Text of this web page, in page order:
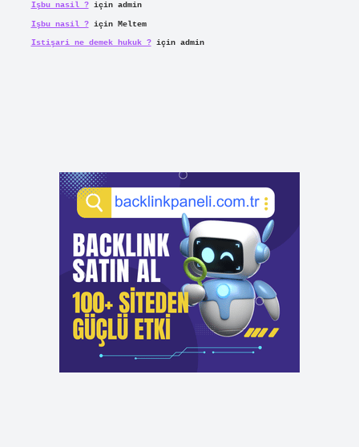
Işbu nasil ?için admin
Işbu nasil ?için Meltem
Istişari ne demek hukuk ?için admin